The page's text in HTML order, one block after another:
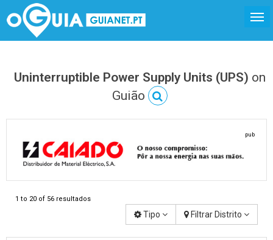
Uninterruptible Power Supply Units (UPS) on
Guião
pub
1 to 20 of 56 resultados
Tipo Filtrar Distrito